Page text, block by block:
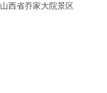
山西省乔家大院景区